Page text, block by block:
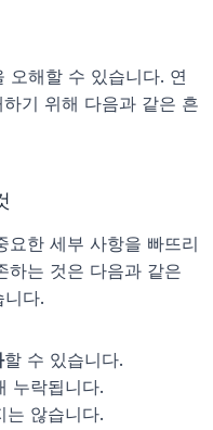
오해할 수 있습니다. 연
하기 위해 다음과 같은 흔
요한 세부 사항을 빠뜨리
하는 것은 다음과 같은
다.
할 수 있습니다.
누락됩니다.
는 않습니다.